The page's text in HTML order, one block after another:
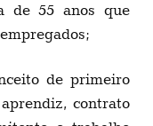
de 55 anos que
de primeiro
contrato